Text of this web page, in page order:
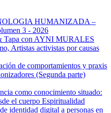
HUMANIZADA –
3 - 2026
Tapa con AYNI MURALES
Artistas activistas por causas
de comportamientos y praxis
(Segunda parte)
como conocimiento situado:
el cuerpo Espiritualidad
identidad digital a personas en